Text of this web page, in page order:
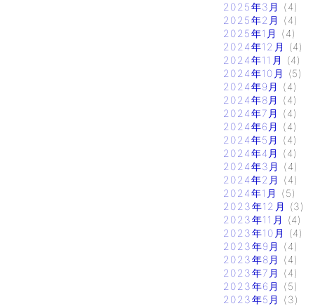
2025年3月
(4)
2025年2月
(4)
2025年1月
(4)
2024年12月
(4)
2024年11月
(4)
2024年10月
(5)
2024年9月
(4)
2024年8月
(4)
2024年7月
(4)
2024年6月
(4)
2024年5月
(4)
2024年4月
(4)
2024年3月
(4)
2024年2月
(4)
2024年1月
(5)
2023年12月
(3)
2023年11月
(4)
2023年10月
(4)
2023年9月
(4)
2023年8月
(4)
2023年7月
(4)
2023年6月
(5)
2023年5月
(3)